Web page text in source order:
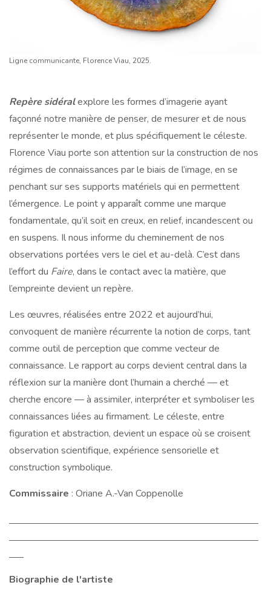
Ligne communicante, Florence Viau, 2025.
Repère sidéralexplore les formes d’imagerie ayant
façonné notre manière de penser, de mesurer et de nous
représenter le monde, et plus spécifiquement le céleste.
Florence Viau porte son attention sur la construction de nos
régimes de connaissances par le biais de l’image, en se
penchant sur ses supports matériels qui en permettent
l’émergence. Le point y apparaît comme une marque
fondamentale, qu’il soit en creux, en relief, incandescent ou
en suspens. Il nous informe du cheminement de nos
observations portées vers le ciel et au-delà. C’est dans
l’effort du Faire, dans le contact avec la matière, que
l’empreinte devient un repère.
Les œuvres, réalisées entre 2022 et aujourd’hui,
convoquent de manière récurrente la notion de corps, tant
comme outil de perception que comme vecteur de
connaissance. Le rapport au corps devient central dans la
réflexion sur la manière dont l’humain a cherché — et
cherche encore — à assimiler, interpréter et symboliser les
connaissances liées au firmament. Le céleste, entre
figuration et abstraction, devient un espace où se croisent
observation scientifique, expérience sensorielle et
construction symbolique.
Commissaire : Oriane A.-Van Coppenolle
Biographie de l'artiste